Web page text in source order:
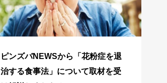
ピンズバNEWSから「花粉症を退
治する食事法」について取材を受